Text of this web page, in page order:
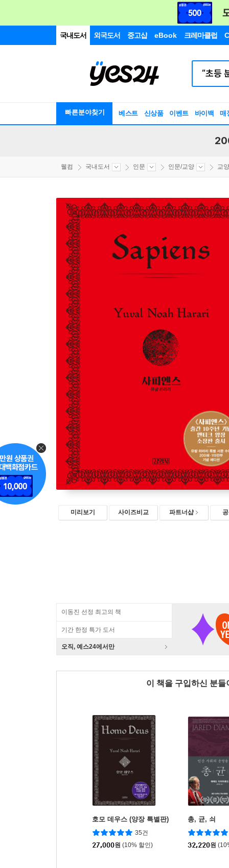
국내도서 외국도서 중고샵 eBook 크레마클럽
빠른분야찾기 베스트 신상품 이벤트 바이백 매
웰컴 국내도서 인문 인문/교양 교
미리보기 사이즈비교 파트너샵
이동진 선정 최고의 책
기간 한정 특가 도서
오직, 예스24에서만
이 책을 구입하신 분
호모 데우스 (양장 특별판)
35건
27,000원 (10% 할인)
총, 균, 쇠
32,220원